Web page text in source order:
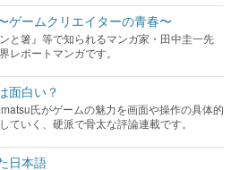
ゲームクリエイターの青春〜
と箸』等で知られるマンガ家・田中圭一先
レポートマンガです。
面白い？
氏がゲームの魅力を画面や操作の具体的
ていく、硬派で骨太な評論連載です。
日本語